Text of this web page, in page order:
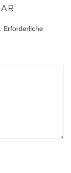
Erforderliche